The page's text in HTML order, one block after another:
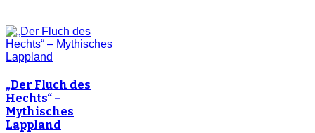
„Der Fluch des
Hechts“ –
Mythisches
Lappland